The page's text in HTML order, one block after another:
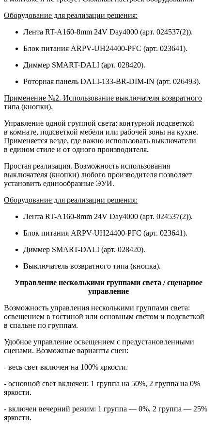
Оборудование для реализации решения:
Лента RT-A160-8mm 24V Day4000 (арт. 024537(2)).
Блок питания ARPV-UH24400-PFC (арт. 023641).
Диммер SMART-DALI (арт. 028420).
Роторная панель DALI-133-BR-DIM-IN (арт. 026493).
Применение №2. Использование выключателя возвратного
типа (кнопки).
Управление одной группой света: контурной подсветкой
в комнате, подсветкой мебели или рабочей зоны на кухне.
Применяется везде, где важно использовать выключатели
в едином стиле и от одного производителя.
Простая реализация. Возможность использования
выключателя (кнопки) любого производителя позволяет
установить единообразные ЭУИ.
Оборудование для реализации решения:
Лента RT-A160-8mm 24V Day4000 (арт. 024537(2)).
Блок питания ARPV-UH24400-PFC (арт. 023641).
Диммер SMART-DALI (арт. 028420).
Выключатель возвратного типа (кнопка).
Управление несколькими группами света / сценарное
управление
Возможность управления несколькими группами света:
освещением в гостиной или основным светом и подсветкой
в спальне по группам.
Удобное управление освещением с предустановленными
сценами. Возможные варианты сцен:
- весь свет включен на 100% яркости.
- основной свет включен: 1 группа на 50%, 2 группа на 0%
яркости.
- включен вечерний режим: 1 группа — 0%, 2 группа — 25%
яркости.